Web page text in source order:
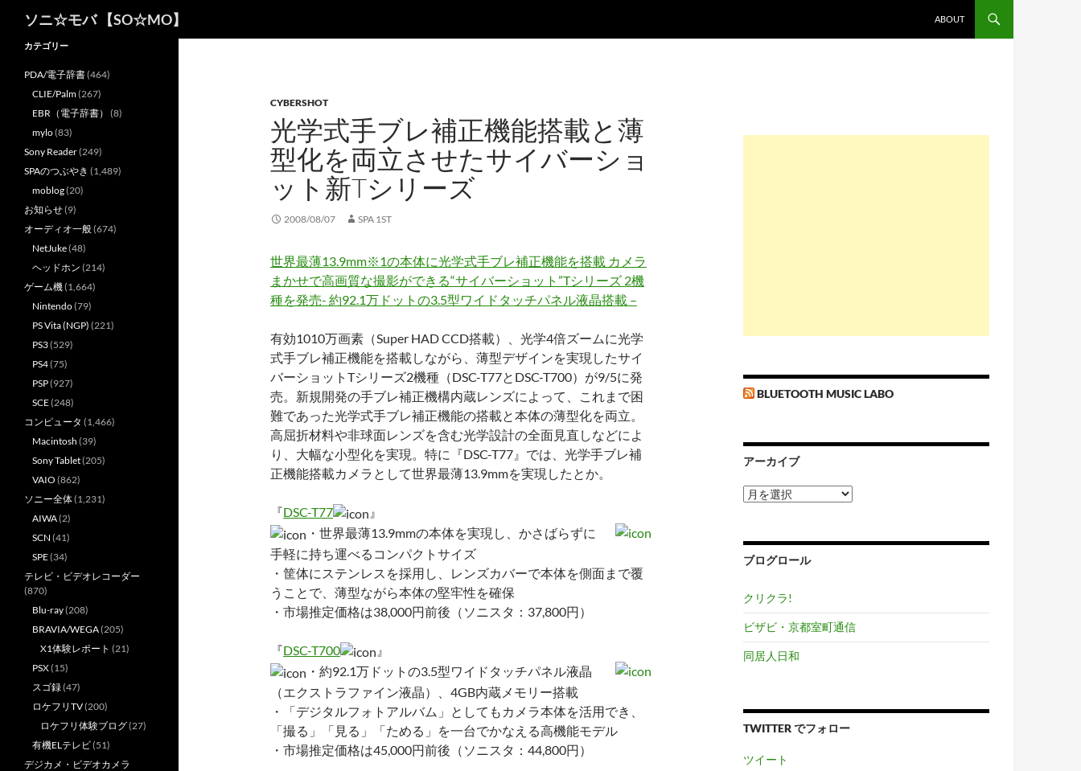
ソニ☆モバ 【SO☆MO】
ABOUT
CYBERSHOT
光学式手ブレ補正機能搭載と薄
型化を両立させたサイバーショ
ット新Tシリーズ
2008/08/07 SPA 1ST
世界最薄13.9mm※1の本体に光学式手ブレ補正機能を搭載 カメラ
まかせで高画質な撮影ができる“サイバーショット”Tシリーズ 2機
種を発売- 約92.1万ドットの3.5型ワイドタッチパネル液晶搭載 –
有効1010万画素（Super HAD CCD搭載）、光学4倍ズームに光学
式手ブレ補正機能を搭載しながら、薄型デザインを実現したサイ
バーショットTシリーズ2機種（DSC-T77とDSC-T700）が9/5に発
売。新規開発の手ブレ補正機構内蔵レンズによって、これまで困
難であった光学式手ブレ補正機能の搭載と本体の薄型化を両立。
高屈折材料や非球面レンズを含む光学設計の全面見直しなどによ
り、大幅な小型化を実現。特に『DSC-T77』では、光学手ブレ補
正機能搭載カメラとして世界最薄13.9mmを実現したとか。
『DSC-T77
』
・世界最薄13.9mmの本体を実現し、かさばらずに
手軽に持ち運べるコンパクトサイズ
・筐体にステンレスを採用し、レンズカバーで本体を側面まで覆
うことで、薄型ながら本体の堅牢性を確保
・市場推定価格は38,000円前後（ソニスタ：37,800円）
『DSC-T700
』
・約92.1万ドットの3.5型ワイドタッチパネル液晶
（エクストラファイン液晶）、4GB内蔵メモリー搭載
・「デジタルフォトアルバム」としてもカメラ本体を活用でき、
「撮る」「見る」「ためる」を一台でかなえる高機能モデル
・市場推定価格は45,000円前後（ソニスタ：44,800円）
BLUETOOTH MUSIC LABO
アーカイブ
ア
ー
ブ
ブログロール
クリクラ!
ビザビ・京都室町通信
同居人日和
TWITTER でフォロー
ツイート
カテゴリー
PDA/電子辞書(464)
CLIE/Palm(267)
EBR（電子辞書） (8)
mylo(83)
Sony Reader(249)
SPAのつぶやき (1,489)
moblog(20)
お知らせ(9)
オーディオ一般(674)
NetJuke(48)
ヘッドホン (214)
ゲーム機(1,664)
Nintendo(79)
PS Vita (NGP) (221)
PS3(529)
PS4(75)
PSP(927)
SCE(248)
コンピュータ (1,466)
Macintosh (39)
Sony Tablet(205)
VAIO (862)
ソニー全体(1,231)
AIWA(2)
SCN (41)
SPE(34)
テレビ・ビデオレコーダー
(870)
Blu-ray(208)
BRAVIA/WEGA(205)
X1体験レポート (21)
PSX(15)
スゴ録(47)
ロケフリTV(200)
ロケフリ体験ブログ(27)
有機ELテレビ(51)
デジカメ・ビデオカメラ